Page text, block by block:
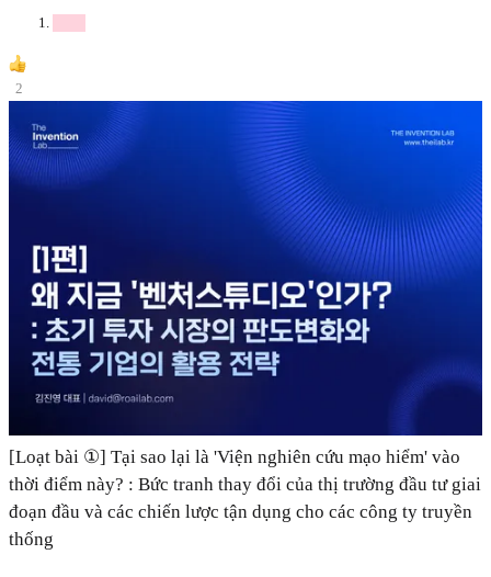
2
[Loạt bài ①] Tại sao lại là 'Viện nghiên cứu mạo hiểm' vào
thời điểm này? : Bức tranh thay đổi của thị trường đầu tư giai
đoạn đầu và các chiến lược tận dụng cho các công ty truyền
thống